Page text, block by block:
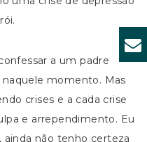
a um padre
momento. Mas
crises e a cada crise
e arrependimento. Eu
ainda não tenho certeza